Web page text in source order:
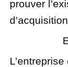
prouver